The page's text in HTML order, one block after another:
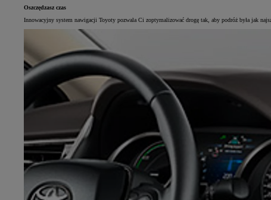
Oszczędzasz czas
Innowacyjny system nawigacji Toyoty pozwala Ci zoptymalizować drogę tak, aby podróż była jak